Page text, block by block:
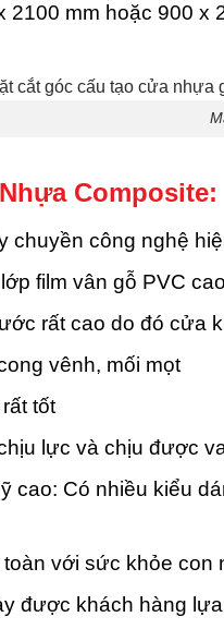
mm hoặc 900 x
Composite:
công nghệ
film vân gỗ PVC
rất cao do đó cửa
vênh, mối mọt
tốt
lực và chịu được
cao: Có nhiều kiểu
với sức khỏe con
được khách hàng